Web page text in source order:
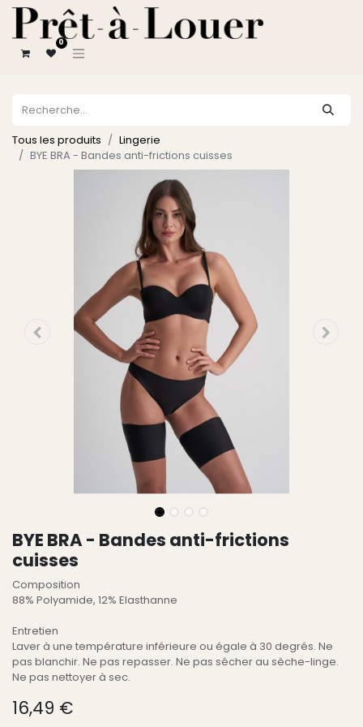
0
Tous les produits
Lingerie
BYE BRA - Bandes anti-frictions cuisses
BYE BRA - Bandes anti-frictions
cuisses
Composition
88% Polyamide, 12% Elasthanne
Entretien
Laver à une température inférieure ou égale à 30 degrés. Ne
pas blanchir. Ne pas repasser. Ne pas sécher au sèche-linge.
Ne pas nettoyer à sec.
16,49 €